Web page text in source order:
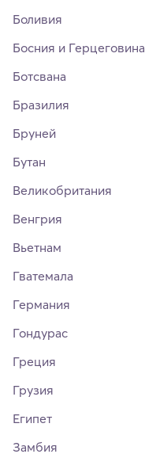
Боливия
Босния и Герцеговина
Ботсвана
Бразилия
Бруней
Бутан
Великобритания
Венгрия
Вьетнам
Гватемала
Германия
Гондурас
Греция
Грузия
Египет
Замбия